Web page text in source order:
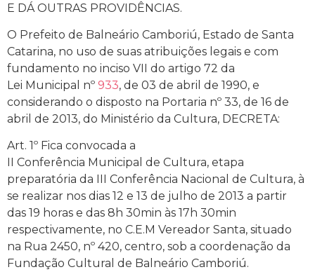
E DÁ OUTRAS PROVIDÊNCIAS.
O Prefeito de Balneário Camboriú, Estado de Santa
Catarina, no uso de suas atribuições legais e com
fundamento no inciso VII do artigo 72 da
Lei Municipal nº 933, de 03 de abril de 1990, e
considerando o disposto na Portaria nº 33, de 16 de
abril de 2013, do Ministério da Cultura, DECRETA:
Art. 1º Fica convocada a
II Conferência Municipal de Cultura, etapa
preparatória da III Conferência Nacional de Cultura, à
se realizar nos dias 12 e 13 de julho de 2013 a partir
das 19 horas e das 8h 30min às 17h 30min
respectivamente, no C.E.M Vereador Santa, situado
na Rua 2450, nº 420, centro, sob a coordenação da
Fundação Cultural de Balneário Camboriú.